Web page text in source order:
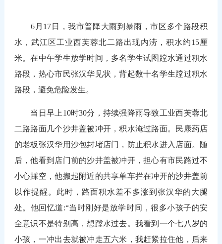
6月17日，我市普降大雨到暴雨，市区多个路段积
水，武江区工业西芙蓉北二路出现内涝，积水约15厘
米。在中午学生放学时间，多名学生试图 蹚水通过积水
路段，热心市民张汉华见状，背起数十名学生蹚过积水
路段，避免危险发生。
当日早上10时30分，持续强降雨导致工业西芙蓉北
二路路面几个沙井盖被冲开，积水淹过路面。民康药店
的老板张汉华用沙包封堵店门，防止积水进入店面。随
后，他看到店门前的沙井盖被冲开，担心有市民路过不
小心踩空，他搬起附近的共享单车拦在冲开的沙井盖前
以作提醒。此时，路面积水差不多涨到张汉华的大腿
处。他回忆道:“当时刚好是放学时间，很多小孩子的安
全意识不是特别高，想蹚水过去。我看到一个七八岁的
小孩，一冲出去就被冲走五六米，我赶紧拉住他，后来